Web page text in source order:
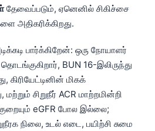
தேவைப்படும், ஏனெனில் சிகிச்சை
அதிகரிக்கிறது.
பார்க்கிறேன்: ஒரு நோயாளர்
BUN 16-இலிருந்து
கிரியேட்டினின் மிகக்
சிறுநீர் ACR மாற்றமின்றி
eGFR போல இல்லை;
நிலை, உடல் எடை, பயிற்சி சுமை